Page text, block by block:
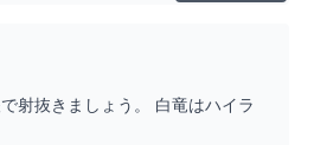
射抜きましょう。 白竜はハイラ